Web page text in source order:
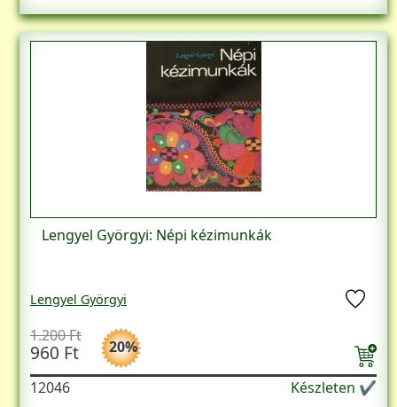
Lengyel Györgyi: Népi kézimunkák
Lengyel Györgyi
20%
1.200 Ft
960 Ft
12046 Készleten ✔